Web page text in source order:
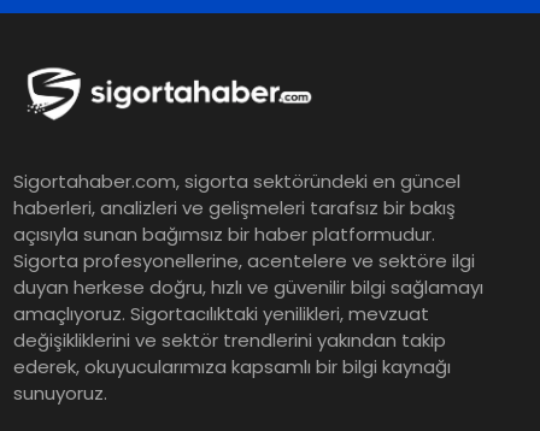
Finansal Sonuçlarını Açıkladı
Murat Bilim, ANA Sigorta Satış
Grup Müdürü Olarak Atandı
Tasarruf tercihi bölünüyor:
Mevduat kısa vadeyi, koruma
ürünleri uzun vadeyi tutuyor
Sigortahaber.com, sigorta sektöründeki en güncel
haberleri, analizleri ve gelişmeleri tarafsız bir bakış
açısıyla sunan bağımsız bir haber platformudur.
Sigorta profesyonellerine, acentelere ve sektöre ilgi
duyan herkese doğru, hızlı ve güvenilir bilgi sağlamayı
amaçlıyoruz. Sigortacılıktaki yenilikleri, mevzuat
değişikliklerini ve sektör trendlerini yakından takip
ederek, okuyucularımıza kapsamlı bir bilgi kaynağı
sunuyoruz.